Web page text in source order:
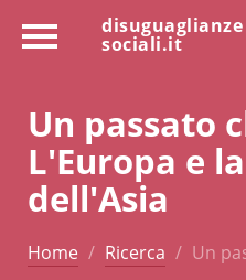
disuguaglianze
sociali.it
Un passato
L'Europa e
dell'Asia
Home Ricerca Un